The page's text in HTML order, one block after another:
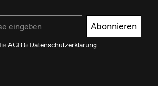
Abonnieren
AGB & Datenschutzerklärung